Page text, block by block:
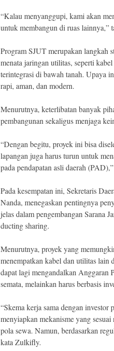
“Kalau menyanggupi, kami akan
untuk membangun di ruas lainnya,”
Program SJUT merupakan langkah
menata jaringan utilitas, seperti
terintegrasi di bawah tanah. Upaya
rapi, aman, dan modern.
Menurutnya, keterlibatan banyak
pembangunan sekaligus menjaga
“Dengan begitu, proyek ini bisa
lapangan juga harus turun untuk
pada pendapatan asli daerah
Pada kesempatan ini, Sekretaris
Nanda, menegaskan pentingnya
jelas dalam pengembangan Sarana
ducting sharing.
Menurutnya, proyek yang
menempatkan kabel dan utilitas lain
dapat lagi mengandalkan Anggaran
semata, melainkan harus berbasis
“Skema kerja sama dengan
menyiapkan mekanisme yang
pola sewa. Namun, berdasarkan
kata Zulkifly.